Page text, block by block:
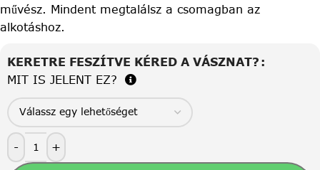
művész. Mindent megtalálsz a csomagban az
alkotáshoz.
KERETRE FESZÍTVE KÉRED A VÁSZNAT?
MIT IS JELENT EZ?
- +